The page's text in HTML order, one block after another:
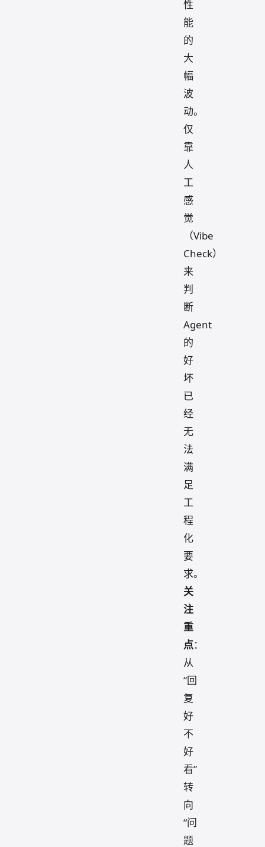
性
能
的
大
幅
波
动。
仅
靠
人
工
感
觉
（Vibe
Check）
来
判
断
Agent
的
好
坏
已
经
无
法
满
足
工
程
化
要
求。
关
注
重
点：
从
“回
复
好
不
好
看”
转
向
“问
题